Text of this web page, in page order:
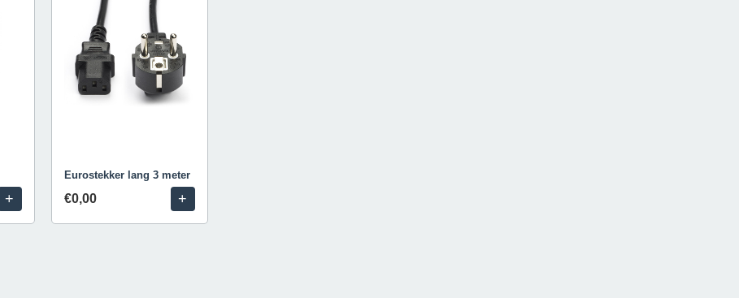
+
Eurostekker lang 3 meter
€0,00 +